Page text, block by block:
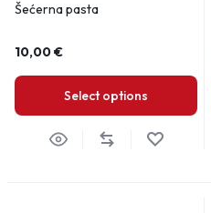
Šećerna pasta
10,00€
Select options